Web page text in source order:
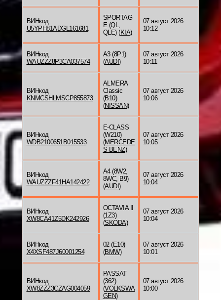
ВИНкод
U5YPH81ADGL161681
SPORTAG
E (QL,
QLE) (KIA)
07 август 2026
10:12
ВИНкод
WAUZZZ8P3CA037574
A3 (8P1)
(AUDI )
07 август 2026
10:11
ВИНкод
KNMCSHLMSCP855873
ALMERA
Classic
(B10)
(NISSAN)
07 август 2026
10:06
ВИНкод
WDB2100651B015533
E-CLASS
(W210)
(MERCEDE
S-BENZ)
07 август 2026
10:05
ВИНкод
WAUZZZF41HA142422
A4 (8W2,
8WC, B9)
(AUDI )
07 август 2026
10:04
ВИНкод
XW8CA41Z5DK242926
OCTAVIA II
(1Z3)
(SKODA)
07 август 2026
10:04
ВИНкод
X4XSF487J60001254
02 (E10)
(BMW)
07 август 2026
10:01
ВИНкод
XW8ZZZ3CZAG004059
PASSAT
(362)
(VOLKSWA
GEN)
07 август 2026
10:00